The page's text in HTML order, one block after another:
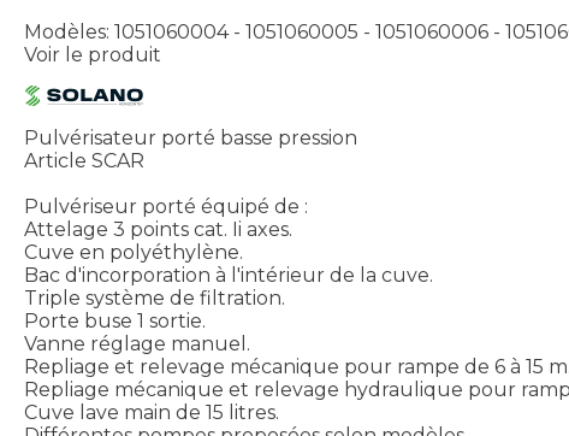
Modèles: 1051060004 - 1051060005 - 1051060006 -
Voir le produit
Pulvérisateur porté basse pression
Article SCAR
Pulvériseur porté équipé de :
Attelage 3 points cat. Ii axes.
Cuve en polyéthylène.
Bac d'incorporation à l'intérieur de la cuve.
Triple système de filtration.
Porte buse 1 sortie.
Vanne réglage manuel.
Repliage et relevage mécanique pour rampe de 6 à 15 m.
Repliage mécanique et relevage hydraulique pour
Cuve lave main de 15 litres.